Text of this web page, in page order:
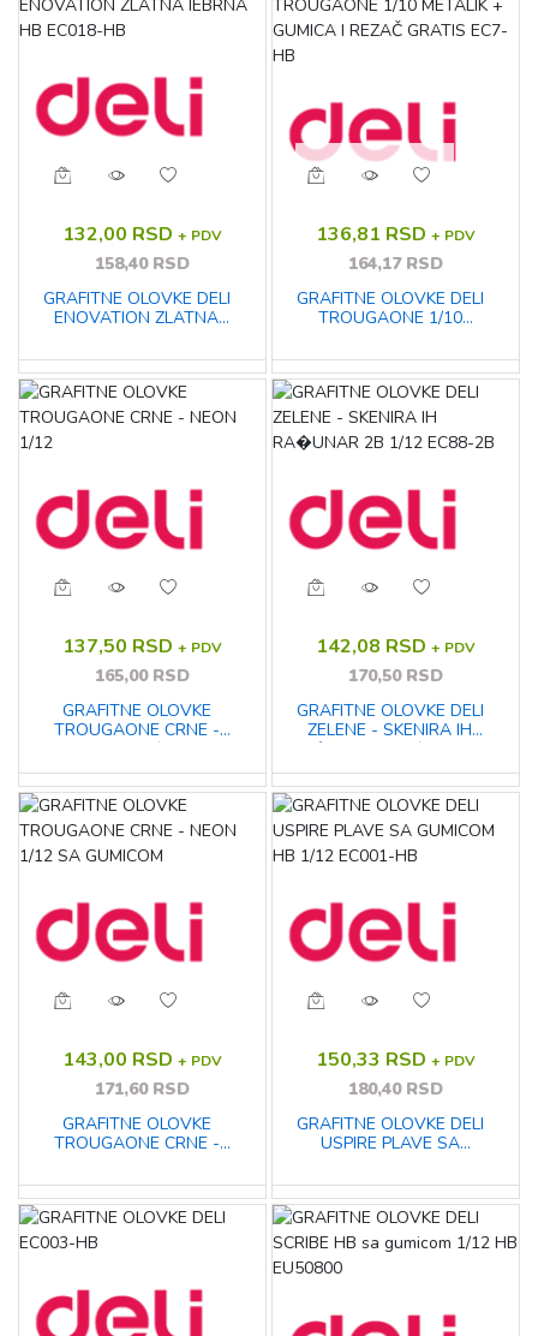
132,00 RSD + PDV
158,40 RSD
GRAFITNE OLOVKE DELI
ENOVATION ZLATNA
136,81 RSD + PDV
164,17 RSD
GRAFITNE OLOVKE DELI
TROUGAONE 1/10
REZAČ GRATIS EC7-HB
137,50 RSD + PDV
165,00 RSD
GRAFITNE OLOVKE
TROUGAONE CRNE -
NEON 1/12
142,08 RSD + PDV
170,50 RSD
GRAFITNE OLOVKE DELI
ZELENE - SKENIRA IH
RA�UNAR 2B 1/12 EC88-
2B
143,00 RSD + PDV
171,60 RSD
GRAFITNE OLOVKE
TROUGAONE CRNE -
150,33 RSD + PDV
180,40 RSD
GRAFITNE OLOVKE DELI
USPIRE PLAVE SA
HB